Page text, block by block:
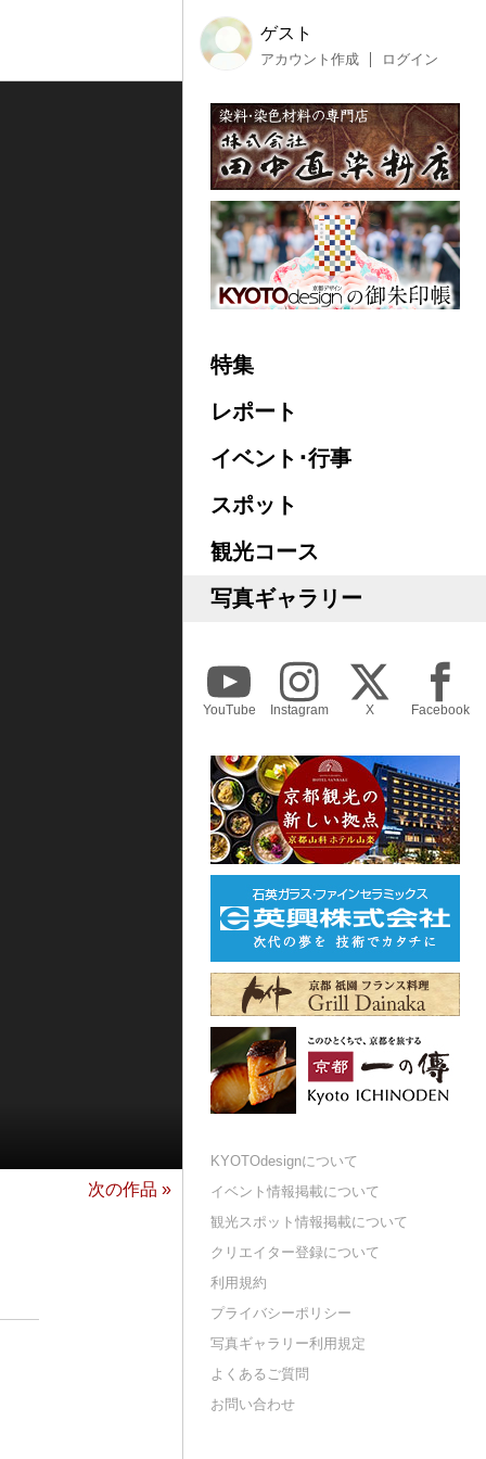
次の作品 »
ゲスト
アカウント作成 ログイン
特集
レポート
イベント･行事
スポット
観光コース
写真ギャラリー
YouTube Instagram X Facebook
KYOTOdesignについて
イベント情報掲載について
観光スポット情報掲載について
クリエイター登録について
利用規約
プライバシーポリシー
写真ギャラリー利用規定
よくあるご質問
お問い合わせ